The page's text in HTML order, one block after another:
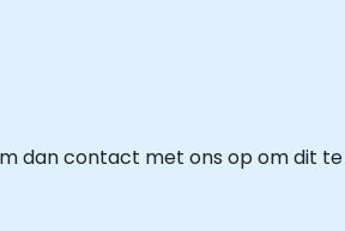
dan contact met ons op om dit